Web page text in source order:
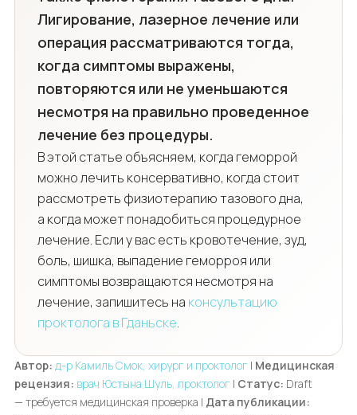
Лигирование, лазерное лечение или
операция рассматриваются тогда,
когда симптомы выражены,
повторяются или не уменьшаются
несмотря на правильно проведенное
лечение без процедуры.
В этой статье объясняем, когда геморрой
можно лечить консервативно, когда стоит
рассмотреть физиотерапию тазового дна,
а когда может понадобиться процедурное
лечение. Если у вас есть кровотечение, зуд,
боль, шишка, выпадение геморроя или
симптомы возвращаются несмотря на
лечение, запишитесь на консультацию
проктолога в Гданьске.
Автор: д-р Камиль Смок, хирург и проктолог| Медицинская
рецензия: врач Юстына Шуль, проктолог| Статус: Draft
— требуется медицинская проверка | Дата публикации: